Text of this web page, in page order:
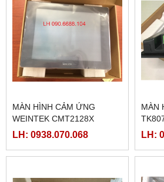
MÀN HÌNH CẢM ỨNG
WEINTEK CMT2128X
LH: 0938.070.068
MÀN
LH: